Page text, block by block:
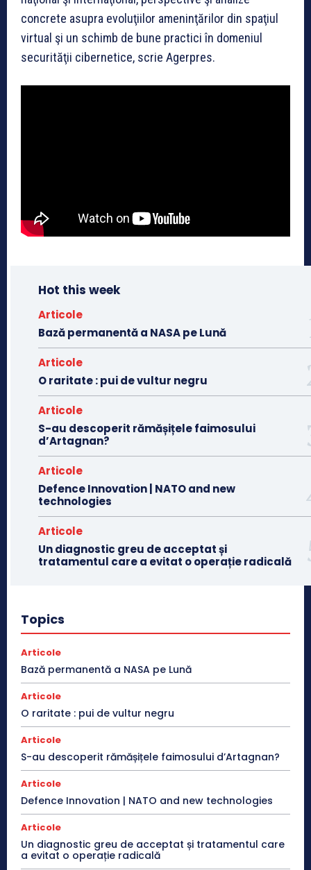
concrete asupra evoluţiilor ameninţărilor din spaţiul
virtual şi un schimb de bune practici în domeniul
securităţii cibernetice, scrie Agerpres.
Hot this week
Articole
Bază permanentă a NASA pe Lună
Articole
O raritate : pui de vultur negru
Articole
S-au descoperit rămășițele faimosului
d’Artagnan?
Articole
Defence Innovation | NATO and new
technologies
Articole
Un diagnostic greu de acceptat și
tratamentul care a evitat o operație radicală
Topics
Articole
Bază permanentă a NASA pe Lună
Articole
O raritate : pui de vultur negru
Articole
S-au descoperit rămășițele faimosului d’Artagnan?
Articole
Defence Innovation | NATO and new technologies
Articole
Un diagnostic greu de acceptat și tratamentul care
a evitat o operație radicală